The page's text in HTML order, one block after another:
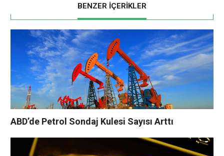
BENZER İÇERİKLER
ABD’de Petrol Sondaj Kulesi Sayısı Arttı